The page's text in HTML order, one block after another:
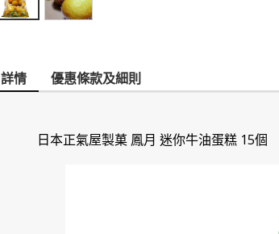
詳情 優惠條款及細則
日本正氣屋製菓 鳳月 迷你牛油蛋糕 15個